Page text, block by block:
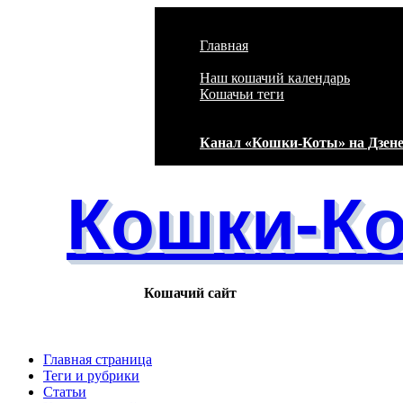
Главная
Наш кошачий календарь
Кошачьи теги
Канал «Кошки-Коты» на Дзене
Кошки-
Кошачий сайт
Главная страница
Теги и рубрики
Статьи